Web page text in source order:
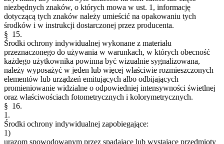
niezbędnych znaków, o których mowa w ust. 1, informację
dotyczącą tych znaków należy umieścić na opakowaniu tych
środków i w instrukcji dostarczonej przez producenta.
§ 15.
Środki ochrony indywidualnej wykonane z materiału
przeznaczonego do używania w warunkach, w których obecność
każdego użytkownika powinna być wizualnie sygnalizowana,
należy wyposażyć w jeden lub więcej właściwie rozmieszczonych
elementów lub urządzeń emitujących albo odbijających
promieniowanie widzialne o odpowiedniej intensywności świetlnej
oraz właściwościach fotometrycznych i kolorymetrycznych.
§ 16.
1.
Środki ochrony indywidualnej zapobiegające:
1)
urazom spowodowanym przez spadające lub wystające przedmioty